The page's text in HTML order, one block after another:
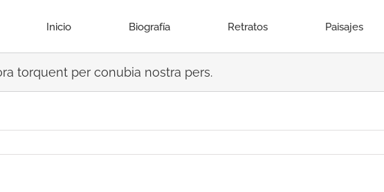
Inicio Biografía Retratos Paisajes
torquent per conubia nostra pers.